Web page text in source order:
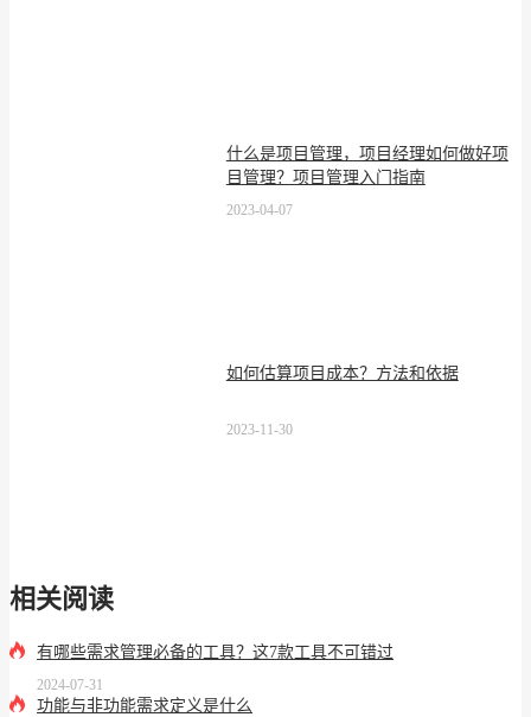
什么是项目管理，项目经理如何做好项
目管理？项目管理入门指南
2023-04-07
如何估算项目成本？方法和依据
2023-11-30
相关阅读
有哪些需求管理必备的工具？这7款工具不可错过
2024-07-31
功能与非功能需求定义是什么